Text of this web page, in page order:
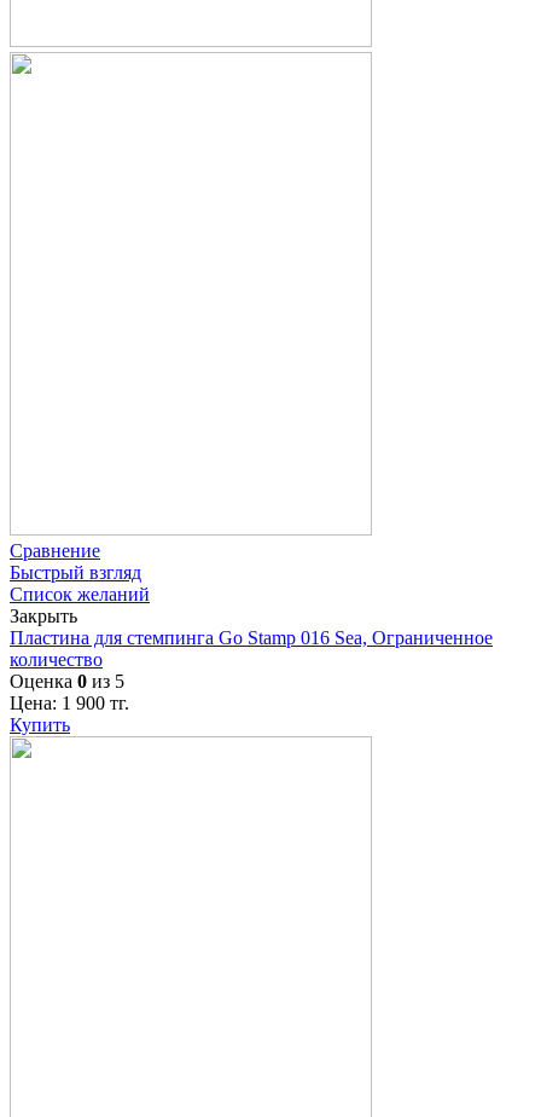
Сравнение
Быстрый взгляд
Список желаний
Закрыть
Пластина для стемпинга Go Stamp 016 Sea, Ограниченное
количество
Оценка 0 из 5
Цена: 1 900 тг.
Купить